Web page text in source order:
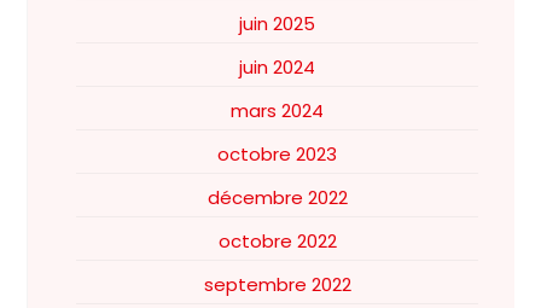
juin 2025
juin 2024
mars 2024
octobre 2023
décembre 2022
octobre 2022
septembre 2022